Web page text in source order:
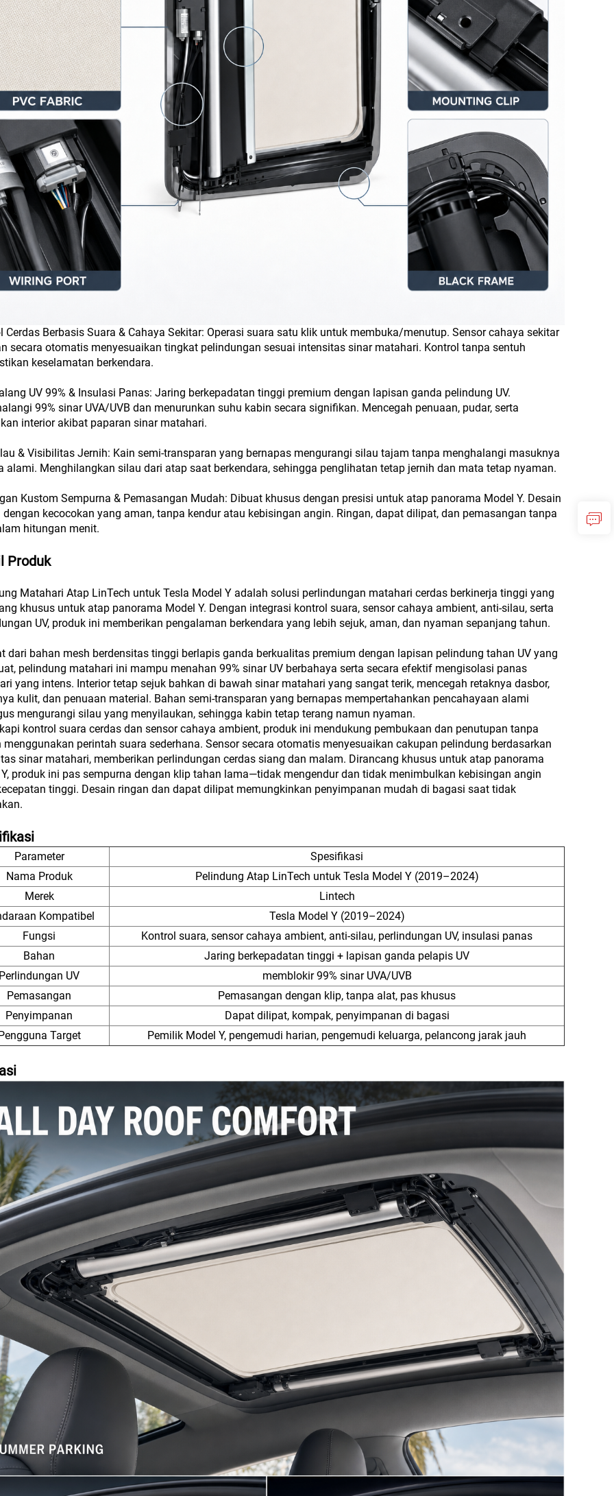
Cerdas Berbasis Suara & Cahaya Sekitar: Operasi suara satu klik untuk membuka/menutup. Sensor cahaya sekitar
secara otomatis menyesuaikan tingkat pelindungan sesuai intensitas sinar matahari. Kontrol tanpa sentuh
keselamatan berkendara.
UV 99% & Insulasi Panas: Jaring berkepadatan tinggi premium dengan lapisan ganda pelindung UV.
99% sinar UVA/UVB dan menurunkan suhu kabin secara signifikan. Mencegah penuaan, pudar, serta
interior akibat paparan sinar matahari.
& Visibilitas Jernih: Kain semi-transparan yang bernapas mengurangi silau tajam tanpa menghalangi masuknya
alami. Menghilangkan silau dari atap saat berkendara, sehingga penglihatan tetap jernih dan mata tetap nyaman.
Kustom Sempurna & Pemasangan Mudah: Dibuat khusus dengan presisi untuk atap panorama Model Y. Desain
dengan kecocokan yang aman, tanpa kendur atau kebisingan angin. Ringan, dapat dilipat, dan pemasangan tanpa
hitungan menit.
Produk
Matahari Atap LinTech untuk Tesla Model Y adalah solusi perlindungan matahari cerdas berkinerja tinggi yang
khusus untuk atap panorama Model Y. Dengan integrasi kontrol suara, sensor cahaya ambient, anti-silau, serta
UV, produk ini memberikan pengalaman berkendara yang lebih sejuk, aman, dan nyaman sepanjang tahun.
dari bahan mesh berdensitas tinggi berlapis ganda berkualitas premium dengan lapisan pelindung tahan UV yang
pelindung matahari ini mampu menahan 99% sinar UV berbahaya serta secara efektif mengisolasi panas
yang intens. Interior tetap sejuk bahkan di bawah sinar matahari yang sangat terik, mencegah retaknya dasbor,
kulit, dan penuaan material. Bahan semi-transparan yang bernapas mempertahankan pencahayaan alami
mengurangi silau yang menyilaukan, sehingga kabin tetap terang namun nyaman.
kontrol suara cerdas dan sensor cahaya ambient, produk ini mendukung pembukaan dan penutupan tanpa
menggunakan perintah suara sederhana. Sensor secara otomatis menyesuaikan cakupan pelindung berdasarkan
sinar matahari, memberikan perlindungan cerdas siang dan malam. Dirancang khusus untuk atap panorama
produk ini pas sempurna dengan klip tahan lama—tidak mengendur dan tidak menimbulkan kebisingan angin
tinggi. Desain ringan dan dapat dilipat memungkinkan penyimpanan mudah di bagasi saat tidak
Parameter
Spesifikasi
Nama Produk
Pelindung Atap LinTech untuk Tesla Model Y (2019–2024)
Merek
Lintech
Kompatibel
Tesla Model Y (2019–2024)
Fungsi
Kontrol suara, sensor cahaya ambient, anti-silau, perlindungan UV, insulasi panas
Bahan
Jaring berkepadatan tinggi + lapisan ganda pelapis UV
UV
memblokir 99% sinar UVA/UVB
Pemasangan
Pemasangan dengan klip, tanpa alat, pas khusus
Penyimpanan
Dapat dilipat, kompak, penyimpanan di bagasi
Target
Pemilik Model Y, pengemudi harian, pengemudi keluarga, pelancong jarak jauh